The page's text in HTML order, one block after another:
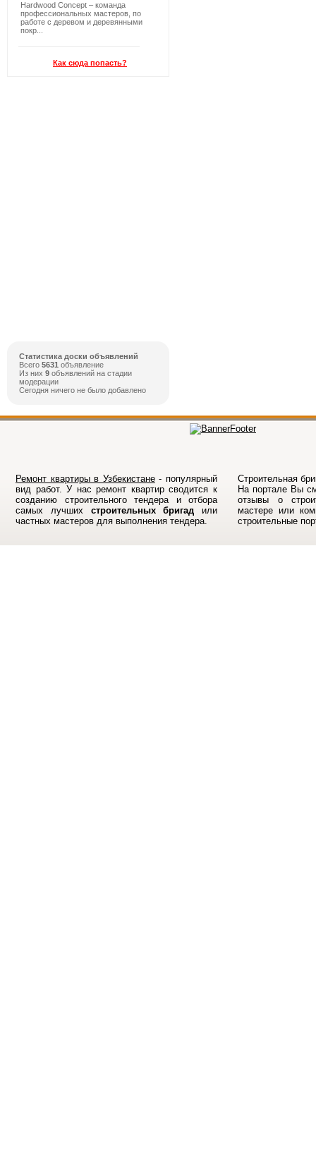
Hardwood Concept – команда
профессиональных мастеров, по
работе с деревом и деревянными
покр...
Как сюда попасть?
Статистика доски объявлений
Всего 5631 объявление
Из них 9 объявлений на стадии
модерации
Сегодня ничего не было добавлено
Ремонт квартиры в Узбекистане- популярный
вид работ. У нас ремонт квартир сводится к
созданию строительного тендера и отбора
самых лучших строительных бригад или
частных мастеров для выполнения тендера.
Строительная
На порталe Вы
отзывы о
мастере или
строительные